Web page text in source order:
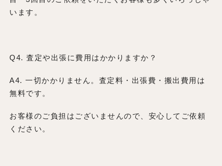
います。
Q4. 査定や出張に費用はかかりますか？
A4. 一切かかりません。査定料・出張費・搬出費用は
無料です。
お客様のご負担はございませんので、安心してご依頼
ください。